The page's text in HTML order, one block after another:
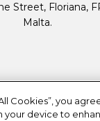
Street, Floriana,
Malta.
Cookies”, you
your device to